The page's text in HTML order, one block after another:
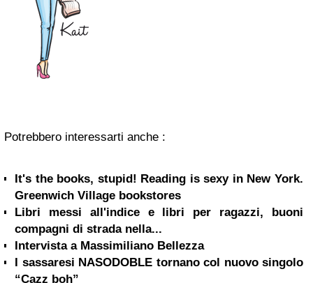
Potrebbero interessarti anche :
It's the books, stupid! Reading is sexy in New York.
Greenwich Village bookstores
Libri messi all'indice e libri per ragazzi, buoni
compagni di strada nella...
Intervista a Massimiliano Bellezza
I sassaresi NASODOBLE tornano col nuovo singolo
“Cazz boh”